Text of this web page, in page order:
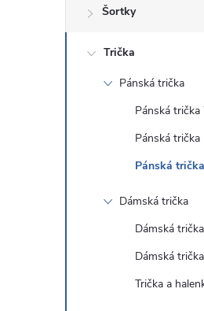
Šortky
Trička
Pánská trička
Pánská
Pánská trička
Pánská
Dámská trička
Dámská
Dámská
Trička a